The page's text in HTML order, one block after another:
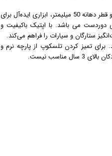
تلسکوپ آموزشی Telemicro با فاصله کانونی 360 میلی‌متر و قطر دهانه 50 میلیمتر، ابزاری ایده‌آل برای
دوردست می باشد. با اپتیک باکیفیت و
ستارگان و سیارات را فراهم می‌کند.
برای تمیز کردن تلسکوپ از پارچه نرم و
نیست.